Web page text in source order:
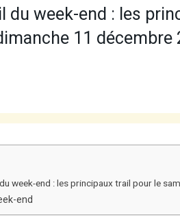
du week-end : les
11 décembre
week-end : les principaux trail pour le
end